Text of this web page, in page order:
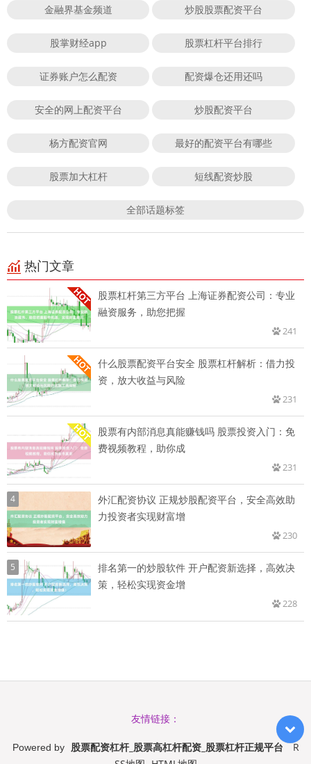
金融界基金频道 炒股股票配资平台
股掌财经app 股票杠杆平台排行
证券账户怎么配资 配资爆仓还用还吗
安全的网上配资平台 炒股配资平台
杨方配资官网 最好的配资平台有哪些
股票加大杠杆 短线配资炒股
全部话题标签
热门文章
股票杠杆第三方平台 上海证券配资公司：专业
融资服务，助您把握
241
什么股票配资平台安全 股票杠杆解析：借力投
资，放大收益与风险
231
股票有内部消息真能赚钱吗 股票投资入门：免
费视频教程，助你成
231
4
外汇配资协议 正规炒股配资平台，安全高效助
力投资者实现财富增
230
5
排名第一的炒股软件 开户配资新选择，高效决
策，轻松实现资金增
228
友情链接：
Powered by 股票配资杠杆_股票高杠杆配资_股票杠杆正规平台
R